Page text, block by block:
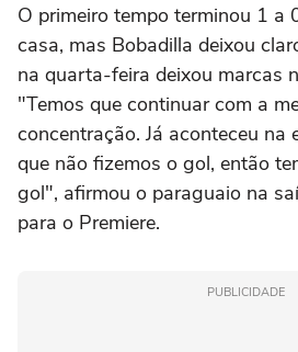
O primeiro tempo terminou 1 a
casa, mas Bobadilla deixou
na quarta-feira deixou marcas
"Temos que continuar com a
concentração. Já aconteceu na
que não fizemos o gol, então
gol", afirmou o paraguaio na
para o Premiere.
PUBLICIDADE